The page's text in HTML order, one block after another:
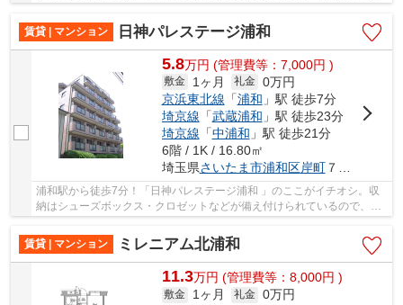
間が省ける宅配ボックスを備えております。室...
賃貸 | マンション
日神パレステージ浦和
5.8万円 (管理費等：7,000円 )
敷金 1ヶ月 礼金 0万円
京浜東北線 「浦和 」駅 徒歩7分
埼京線 「武蔵浦和 」駅 徒歩23分
埼京線 「中浦和 」駅 徒歩21分
6階 / 1K / 16.80㎡
埼玉県さいたま市浦和区岸町７丁目６-１
浦和駅から徒歩7分！「日神パレステージ浦和 」のここがイチオシ。収
納はシューズボックス・クロゼットなどが備え付けられているので、衣
類や日用品の収納に重宝します。こちらのマン...
賃貸 | マンション
ミレニアム北浦和
11.3万円 (管理費等：8,000円 )
敷金 1ヶ月 礼金 0万円